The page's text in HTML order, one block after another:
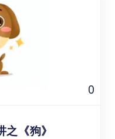
1-3年级的学生，
他们的听力、词
频，学生学习十
鼠参选十二生肖
0
《狗》